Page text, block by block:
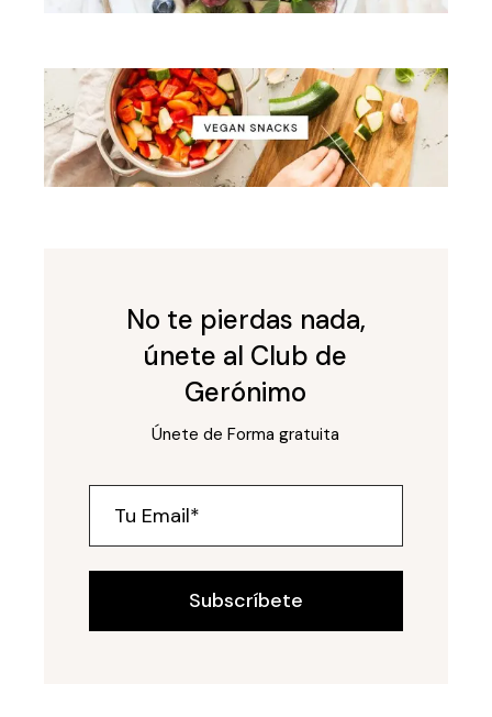
No te pierdas nada,
únete al Club de
Gerónimo
Únete de Forma gratuita
Subscríbete